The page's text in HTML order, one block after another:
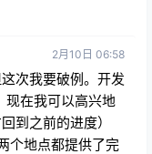
2月10日 06:58
次我要破例。开发
现在我可以高兴地
到之前的进度）
个地点都提供了完